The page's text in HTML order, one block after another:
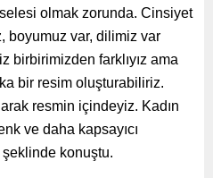
olmak zorunda. Cinsiyet
boyumuz var, dilimiz var
birbirimizden farklıyız ama
bir resim oluşturabiliriz.
resmin içindeyiz. Kadın
ve daha kapsayıcı
şeklinde konuştu.